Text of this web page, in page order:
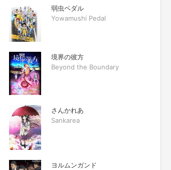
弱虫ペダル
Yowamushi Pedal
境界の彼方
Beyond the Boundary
さんかれあ
Sankarea
ヨルムンガンド